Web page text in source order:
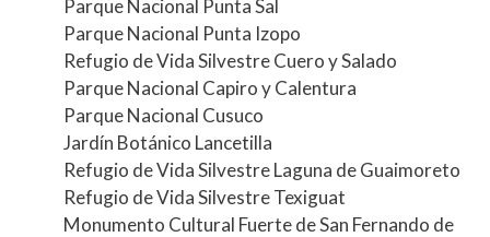
Parque Nacional Punta Sal
Parque Nacional Punta Izopo
Refugio de Vida Silvestre Cuero y Salado
Parque Nacional Capiro y Calentura
Parque Nacional Cusuco
Jardín Botánico Lancetilla
Refugio de Vida Silvestre Laguna de Guaimoreto
Refugio de Vida Silvestre Texiguat
Monumento Cultural Fuerte de San Fernando de